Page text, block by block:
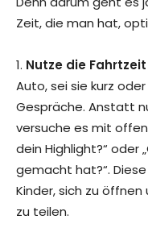
Zeit, die man hat,
1. Nutze die
Auto, sei sie kurz
Gespräche. Anstatt
versuche es mit
dein Highlight?“ oder
gemacht hat?“.
Kinder, sich zu
zu teilen.